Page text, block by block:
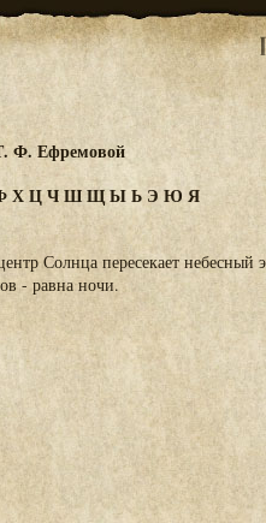
Ф. Ефремовой
ХЦЧШЩЫЬ Э Ю Я
Солнца пересекает небесный
- равна ночи.